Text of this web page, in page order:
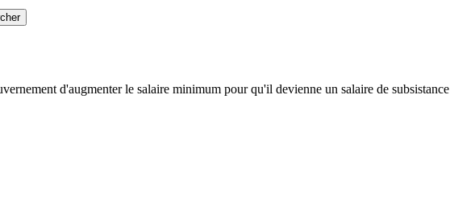
d'augmenter le salaire minimum pour qu'il devienne un salaire de subsistance